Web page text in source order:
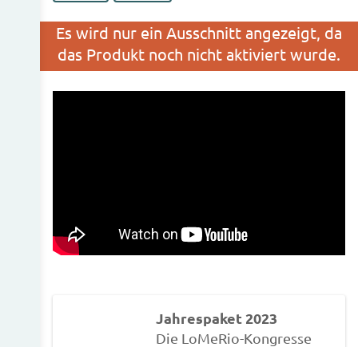
Jahrespaket 2023
Die LoMeRio-Kongresse